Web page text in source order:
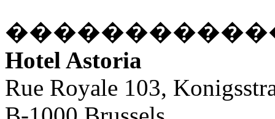
Hotel Astoria
Rue Royale 103,